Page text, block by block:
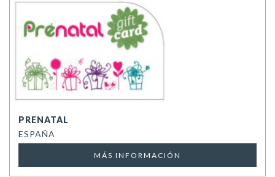
PRENATAL
ESPAÑA
MÁS INFORMACIÓN